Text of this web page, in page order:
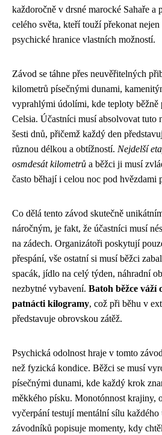
každoročně v drsné marocké Sahaře a
celého světa, kteří touží překonat
psychické hranice vlastních možností.
Závod se táhne přes neuvěřitelných
kilometrů písečnými dunami,
vyprahlými údolími, kde teploty běžně
Celsia. Účastníci musí absolvovat tuto
šesti dnů, přičemž každý den
různou délkou a obtížností. Nejdelší
osmdesát kilometrů a běžci ji musí
často běhají i celou noc pod hvězdami
Co dělá tento závod skutečně
náročným, je fakt, že účastníci musí
na zádech. Organizátoři poskytují
přespání, vše ostatní si musí běžci
spacák, jídlo na celý týden, náhradní
nezbytné vybavení. Batoh běžce váží
patnácti kilogramy, což při běhu v
představuje obrovskou zátěž.
Psychická odolnost hraje v tomto
než fyzická kondice. Běžci se musí
písečnými dunami, kde každý krok
měkkého písku. Monotónnost krajiny,
vyčerpání testují mentální sílu
závodníků popisuje momenty, kdy